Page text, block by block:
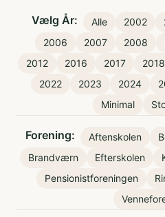
Vælg År: Alle 2002
2006
2007 2008
2012
2016 2017 2018
2022
2023 2024
Minimal
Forening: Aftenskolen
Brandværn
Efterskolen
Pensionistforeningen